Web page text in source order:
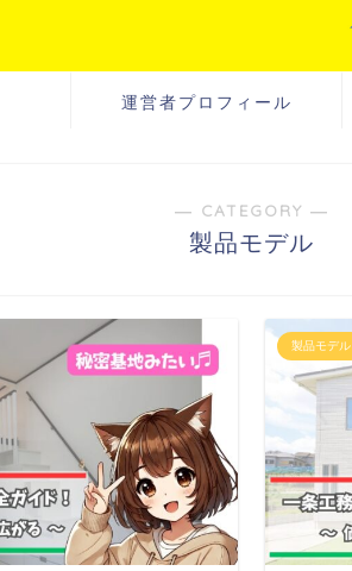
運営者プロフィール
― CATEGORY ―
製品モデル
製品モデル